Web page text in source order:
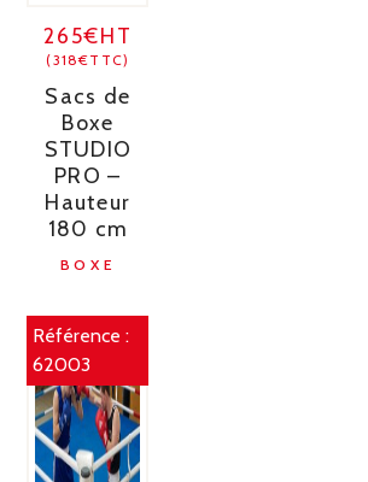
265€HT
(318€TTC)
Sacs de
Boxe
STUDIO
PRO –
Hauteur
180 cm
BOXE
Référence :
62003